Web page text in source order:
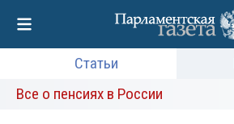
Статьи
Все о пенсиях в России